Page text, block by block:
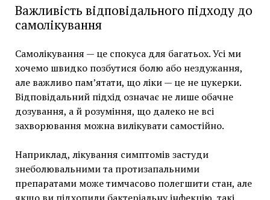
Важливість відповідального підходу до
самолікування
Самолікування — це спокуса для багатьох. Усі ми
хочемо швидко позбутися болю або нездужання,
але важливо пам’ятати, що ліки — це не цукерки.
Відповідальний підхід означає не лише обачне
дозування, а й розуміння, що далеко не всі
захворювання можна вилікувати самостійно.
Наприклад, лікування симптомів застуди
знеболювальними та протизапальними
препаратами може тимчасово полегшити стан, але